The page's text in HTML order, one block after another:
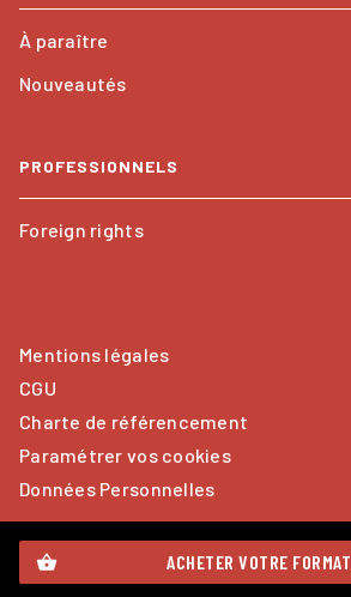
shopping_basket ACHETER VOTRE FORMAT
À paraître
Nouveautés
PROFESSIONNELS
Foreign rights
Mentions légales
CGU
Charte de référencement
Paramétrer vos cookies
Données Personnelles